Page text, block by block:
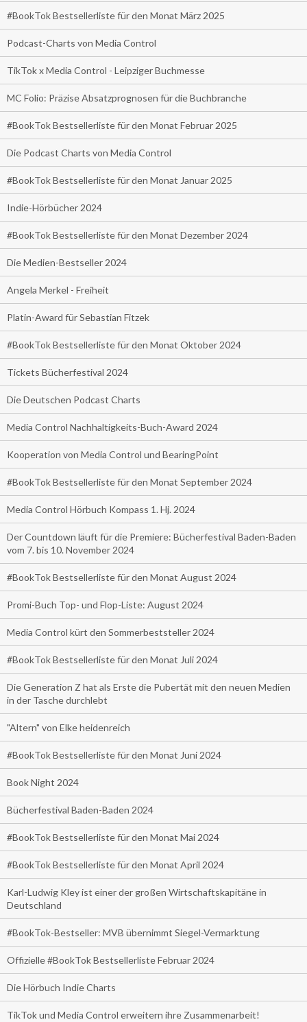
#BookTok Bestsellerliste für den Monat März 2025
Podcast-Charts von Media Control
TikTok x Media Control - Leipziger Buchmesse
MC Folio: Präzise Absatzprognosen für die Buchbranche
#BookTok Bestsellerliste für den Monat Februar 2025
Die Podcast Charts von Media Control
#BookTok Bestsellerliste für den Monat Januar 2025
Indie-Hörbücher 2024
#BookTok Bestsellerliste für den Monat Dezember 2024
Die Medien-Bestseller 2024
Angela Merkel - Freiheit
Platin-Award für Sebastian Fitzek
#BookTok Bestsellerliste für den Monat Oktober 2024
Tickets Bücherfestival 2024
Die Deutschen Podcast Charts
Media Control Nachhaltigkeits-Buch-Award 2024
Kooperation von Media Control und BearingPoint
#BookTok Bestsellerliste für den Monat September 2024
Media Control Hörbuch Kompass 1. Hj. 2024
Der Countdown läuft für die Premiere: Bücherfestival Baden-Baden
vom 7. bis 10. November 2024
#BookTok Bestsellerliste für den Monat August 2024
Promi-Buch Top- und Flop-Liste: August 2024
Media Control kürt den Sommerbeststeller 2024
#BookTok Bestsellerliste für den Monat Juli 2024
Die Generation Z hat als Erste die Pubertät mit den neuen Medien
in der Tasche durchlebt
"Altern" von Elke heidenreich
#BookTok Bestsellerliste für den Monat Juni 2024
Book Night 2024
Bücherfestival Baden-Baden 2024
#BookTok Bestsellerliste für den Monat Mai 2024
#BookTok Bestsellerliste für den Monat April 2024
Karl-Ludwig Kley ist einer der großen Wirtschaftskapitäne in
Deutschland
#BookTok-Bestseller: MVB übernimmt Siegel-Vermarktung
Offizielle #BookTok Bestsellerliste Februar 2024
Die Hörbuch Indie Charts
TikTok und Media Control erweitern ihre Zusammenarbeit!